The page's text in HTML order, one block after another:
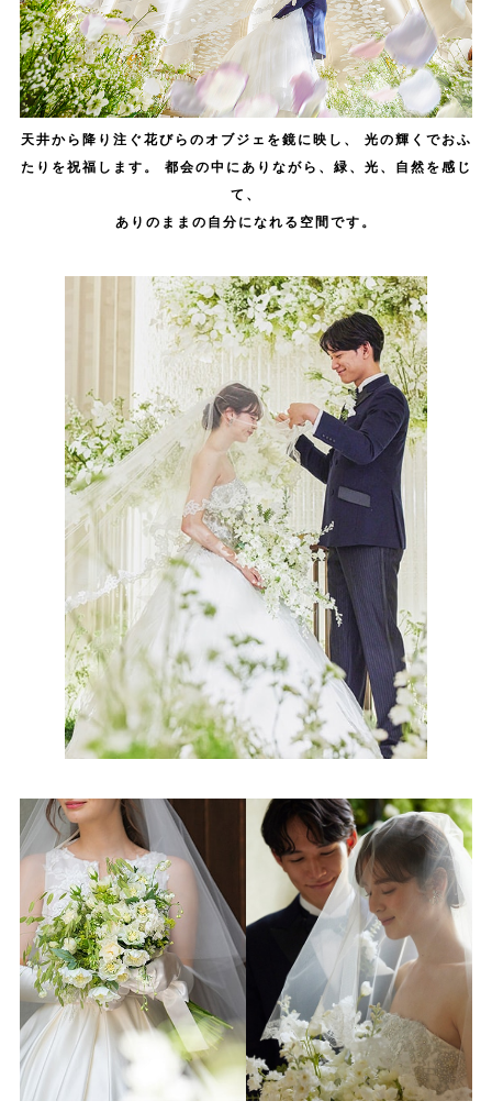
天井から降り注ぐ花びらのオブジェを鏡に映し、 光の輝くでおふ
たりを祝福します。 都会の中にありながら、緑、光、自然を感じ
て、
ありのままの自分になれる空間です。